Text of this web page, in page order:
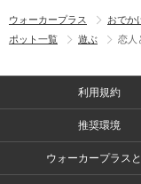
ウォーカープラス おでか
ポット一覧
遊ぶ 恋人
利用規約
推奨環境
ウォーカープラス